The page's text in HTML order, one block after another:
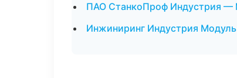
ПАО СтанкоПроф Индустрия —
Инжиниринг Индустрия